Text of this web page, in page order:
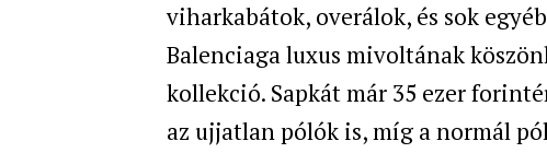
viharkabátok, overálok, és sok
Balenciaga luxus mivoltának
kollekció. Sapkát már 35 ezer
az ujjatlan pólók is, míg a normál